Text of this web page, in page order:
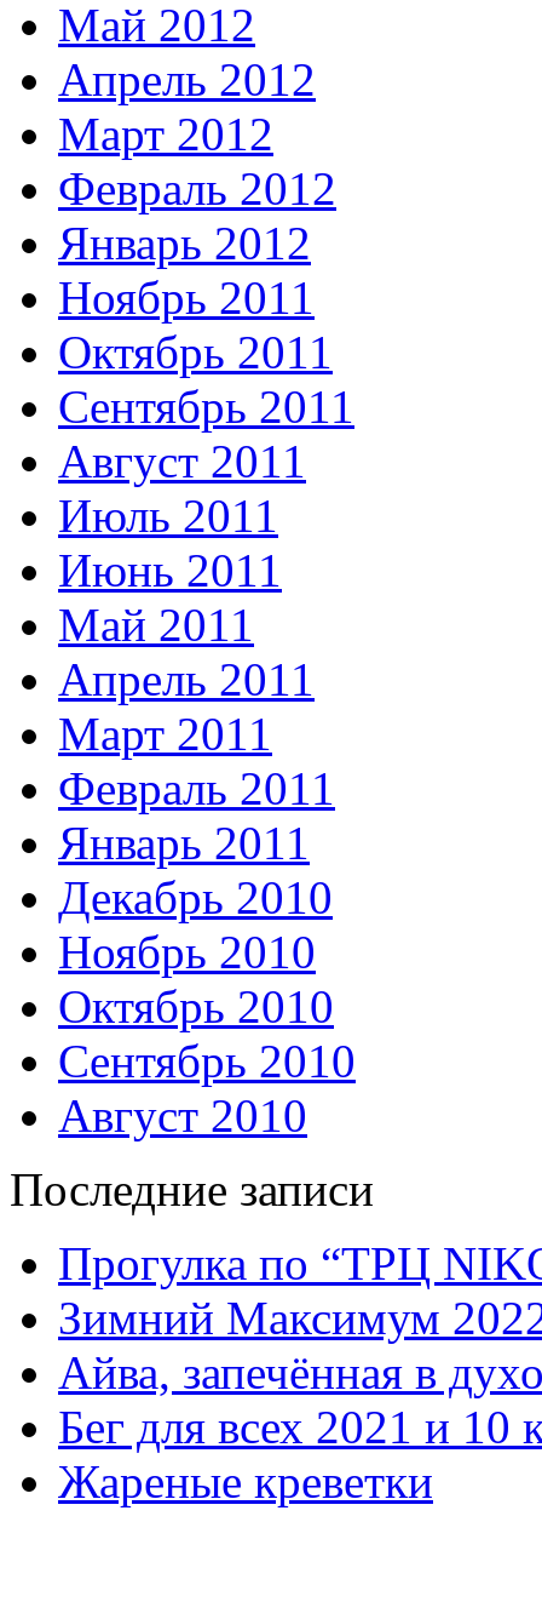
Май 2012
Апрель 2012
Март 2012
Февраль 2012
Январь 2012
Ноябрь 2011
Октябрь 2011
Сентябрь 2011
Август 2011
Июль 2011
Июнь 2011
Май 2011
Апрель 2011
Март 2011
Февраль 2011
Январь 2011
Декабрь 2010
Ноябрь 2010
Октябрь 2010
Сентябрь 2010
Август 2010
Последние записи
Прогулка по “ТРЦ
Зимний Максимум
Айва, запечённая в
Бег для всех 2021 и 10
Жареные креветки